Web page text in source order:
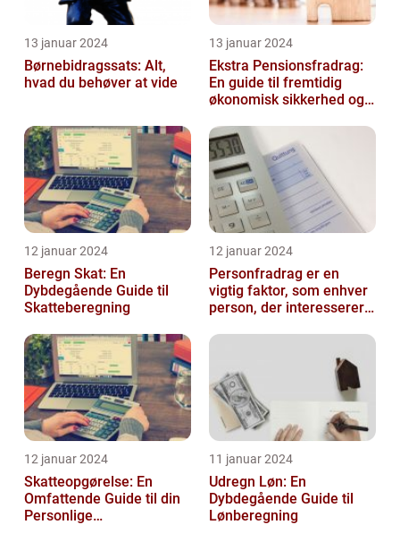
13 januar 2024
Børnebidragssats: Alt,
hvad du behøver at vide
13 januar 2024
Ekstra Pensionsfradrag:
En guide til fremtidig
økonomisk sikkerhed og
12 januar 2024
Beregn Skat: En
Dybdegående Guide til
Skatteberegning
12 januar 2024
Personfradrag er en
vigtig faktor, som enhver
person, der interesserer
personlig ...
12 januar 2024
Skatteopgørelse: En
Omfattende Guide til din
Personlige
11 januar 2024
Udregn Løn: En
Dybdegående Guide til
Lønberegning